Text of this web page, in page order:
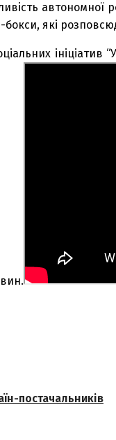
автономної
які
постачальників